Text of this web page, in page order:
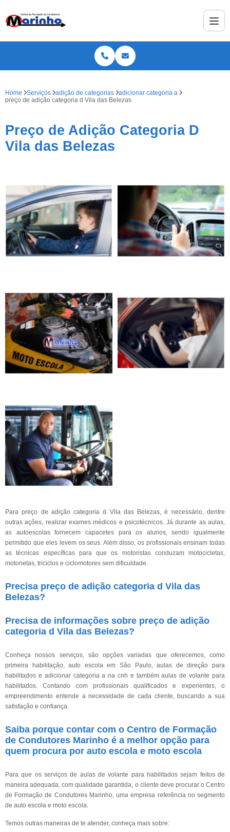
Home Serviços adição de categorias
adicionar categoria a
preço de adição categoria d Vila das Belezas
Preço de Adição Categoria D
Vila das Belezas
Para preço de adição categoria d Vila das Belezas, é necessário, dentre
outras ações, realizar exames médicos e psicotécnicos. Já durante as aulas,
as autoescolas fornecem capacetes para os alunos, sendo igualmente
permitido que eles levem os seus. Além disso, os profissionais ensinam todas
as técnicas específicas para que os motoristas conduzam motocicletas,
motonetas, triciclos e ciclomotores sem dificuldade.
Precisa preço de adição categoria d Vila das
Belezas?
Precisa de informações sobre preço de adição
categoria d Vila das Belezas?
Conheça nossos serviços, são opções variadas que oferecemos, como
primeira habilitação, auto escola em São Paulo, aulas de direção para
habilitados e adicionar categoria a na cnh e também aulas de volante para
habilitados. Contando com profissionais qualificados e experientes, o
empreendimento entende a necessidade de cada cliente, buscando a sua
satisfação e confiança.
Saiba porque contar com o Centro de Formação
de Condutores Marinho é a melhor opção para
quem procura por auto escola e moto escola
Para que os serviços de aulas de volante para habilitados sejam feitos de
maneira adequada, com qualidade garantida, o cliente deve procurar o Centro
de Formação de Condutores Marinho, uma empresa referência no segmento
de auto escola e moto escola.
Temos outras maneiras de te atender, conheça mais sobre: